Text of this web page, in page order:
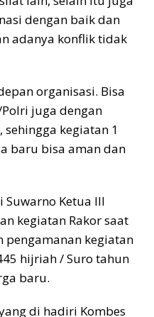
dengan baik dan
adanya konflik tidak
organisasi. Bisa
juga dengan
kegiatan 1
baru bisa aman dan
Ketua III
kegiatan Rakor saat
pengamanan kegiatan
hijriah / Suro tahun
baru.
di hadiri Kombes